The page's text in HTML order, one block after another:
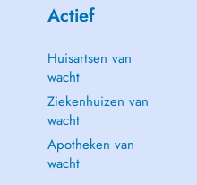
Actief
Huisartsen van
wacht
Ziekenhuizen van
wacht
Apotheken van
wacht